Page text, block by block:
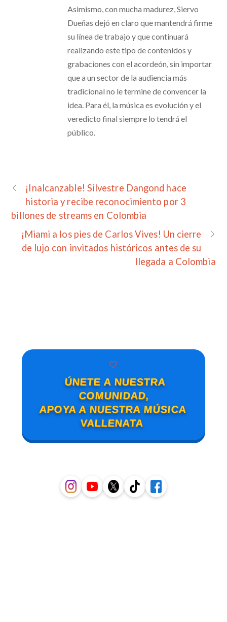
Asimismo, con mucha madurez, Siervo
Dueñas dejó en claro que mantendrá firme
su línea de trabajo y que continuará
realizando este tipo de contenidos y
grabaciones con el acordeón, sin importar
que a un sector de la audiencia más
tradicional no le termine de convencer la
idea. Para él, la música es evolución y el
veredicto final siempre lo tendrá el
público.
¡Inalcanzable! Silvestre Dangond hace
historia y recibe reconocimiento por 3
billones de streams en Colombia
¡Miami a los pies de Carlos Vives! Un cierre
de lujo con invitados históricos antes de su
llegada a Colombia
🤍
ÚNETE A NUESTRA
COMUNIDAD,
APOYA A NUESTRA MÚSICA
VALLENATA